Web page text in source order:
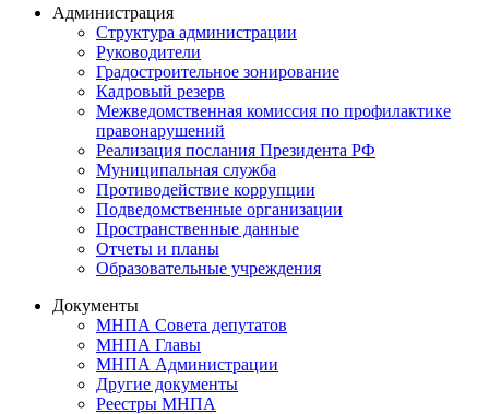
Администрация
Структура администрации
Руководители
Градостроительное зонирование
Кадровый резерв
Межведомственная комиссия по профилактике
правонарушений
Реализация послания Президента РФ
Муниципальная служба
Противодействие коррупции
Подведомственные организации
Пространственные данные
Отчеты и планы
Образовательные учреждения
Документы
МНПА Совета депутатов
МНПА Главы
МНПА Администрации
Другие документы
Реестры МНПА